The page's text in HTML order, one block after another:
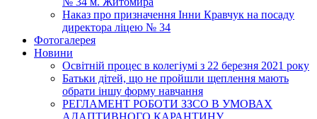
Наказ про призначення Інни Кравчук на посаду
директора ліцею № 34
Фотогалерея
Новини
Освітній процес в колегіумі з 22 березня 2021 року
Батьки дітей, що не пройшли щеплення мають
обрати іншу форму навчання
РЕГЛАМЕНТ РОБОТИ ЗЗСО В УМОВАХ
АДАПТИВНОГО КАРАНТИНУ